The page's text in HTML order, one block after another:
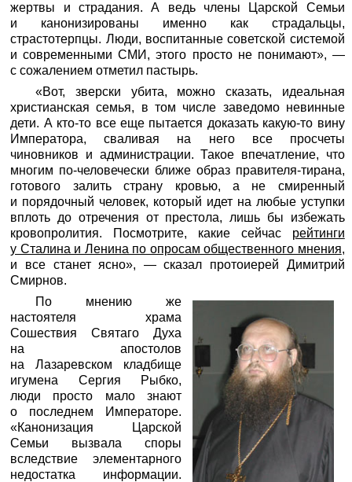
жертвы и страдания. А ведь члены Царской Семьи
и канонизированы именно как страдальцы,
страстотерпцы. Люди, воспитанные советской системой
и современными СМИ, этого просто не понимают», —
с сожалением отметил пастырь.
«Вот, зверски убита, можно сказать, идеальная
христианская семья, в том числе заведомо невинные
дети. А кто-то все еще пытается доказать какую-то вину
Императора, сваливая на него все просчеты
чиновников и администрации. Такое впечатление, что
многим по-человечески ближе образ правителя-тирана,
готового залить страну кровью, а не смиренный
и порядочный человек, который идет на любые уступки
вплоть до отречения от престола, лишь бы избежать
кровопролития. Посмотрите, какие сейчас рейтинги
у Сталина и Ленина по опросам общественного мнения,
и все станет ясно», — сказал протоиерей Димитрий
Смирнов.
По мнению же
настоятеля храма
Сошествия Святаго Духа
на апостолов
на Лазаревском кладбище
игумена Сергия Рыбко,
люди просто мало знают
о последнем Императоре.
«Канонизация Царской
Семьи вызвала споры
вследствие элементарного
недостатка информации.